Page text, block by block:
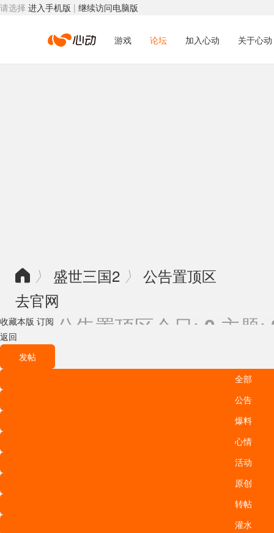
请选择 进入手机版 | 继续访问电脑版
心 游戏 论坛 加入心动 关于心动
 〉 盛世三国2 〉 公告置顶区
去官网
收藏本版 订阅 公告置顶区 今日: 0 主题:
返回
发帖
全部
公告
爆料
心情
活动
原创
转帖
灌水